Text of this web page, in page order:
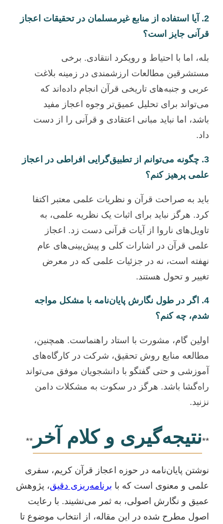
2. آیا استفاده از منابع غیرمسلمان در تحقیقات اعجاز
قرآنی جایز است؟
بله، اما با احتیاط و رویکرد انتقادی. برخی
مستشرقین مطالعات ارزشمندی در زمینه بلاغت
عربی و جنبه‌های تاریخی قرآن انجام داده‌اند که
می‌تواند برای تحلیل عمیق‌تر وجوه اعجاز مفید
باشد، اما نباید مبانی اعتقادی و قرآنی را از دست
داد.
3. چگونه می‌توانم از تطبیق‌گرایی افراطی در اعجاز
علمی پرهیز کنم؟
باید به صراحت قرآن و نظریات علمی معتبر اکتفا
کرد. هرگز نباید برای اثبات یک نظریه علمی، به
تاویل‌های ناروا از آیات قرآنی دست زد. اعجاز
علمی قرآن در اشارات کلی و پیش‌بینی‌های عام
نهفته است، نه در جزئیات علمی که در معرض
تغییر و تحول هستند.
4. اگر در طول نگارش پایان‌نامه با مشکل مواجه
شدم، چه کنم؟
اولین گام، مشورت با استاد راهنماست. همچنین،
مطالعه منابع روش تحقیق، شرکت در کارگاه‌های
آموزشی و حتی گفتگو با دانشجویان موفق می‌تواند
راه‌گشا باشد. هرگز در سکوت به مشکلات دامن
نزنید.
**نتیجه‌گیری و کلام آخر **
نوشتن پایان‌نامه در حوزه اعجاز قرآن کریم، سفری
علمی و معنوی است که با برنامه‌ریزی دقیق، پژوهش
عمیق و نگارش اصولی، به ثمر می‌نشیند. با رعایت
اصول مطرح شده در این مقاله، از انتخاب موضوع تا